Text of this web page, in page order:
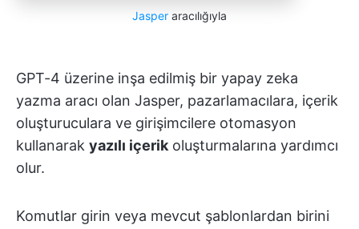
Jasper aracılığıyla
GPT-4 üzerine inşa edilmiş bir yapay zeka
yazma aracı olan Jasper, pazarlamacılara, içerik
oluşturuculara ve girişimcilere otomasyon
kullanarak yazılı içerik oluşturmalarına yardımcı
olur.
Komutlar girin veya mevcut şablonlardan birini